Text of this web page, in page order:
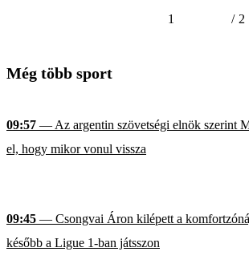
1 / 2
Még több sport
09:57 — Az argentin szövetségi elnök szerint
el, hogy mikor vonul vissza
09:45 — Csongvai Áron kilépett a
később a Ligue 1-ban játsszon